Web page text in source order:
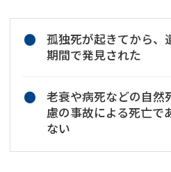
孤独死が起きてから、
期間で発見された
老衰や病死などの自然
慮の事故による死亡で
ない